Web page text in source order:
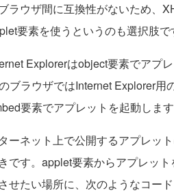
ラウザ間に互換性がないため、
要素を使うというのも選択肢で
Explorerはobject要素でアプ
ブラウザではInternet Explorer
要素でアプレットを起動します
ーネット上で公開するアプレッ
です。applet要素からアプレッ
せたい場所に、次のようなコード